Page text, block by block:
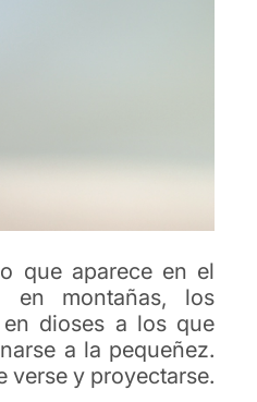
que aparece en el
en montañas, los
dioses a los que
a la pequeñez.
verse y proyectarse.